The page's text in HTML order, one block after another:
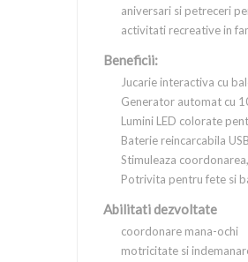
aniversari si petreceri
activitati recreative in
Beneficii:
Jucarie interactiva cu
Generator automat cu
Lumini LED colorate
Baterie reincarcabila
Stimuleaza
Potrivita pentru fete si
Abilitati dezvoltate
coordonare mana-ochi
motricitate si